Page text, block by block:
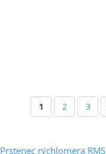
1 2 3
Prstenec rýchlomera RMS